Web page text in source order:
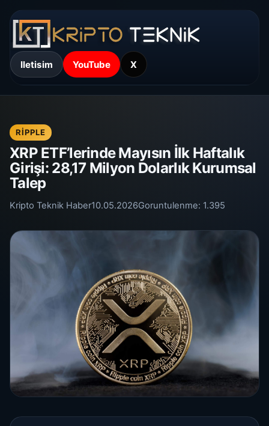
Iletisim YouTube X
RIPPLE
XRP ETF’lerinde Mayısın İlk Haftalık
Girişi: 28,17 Milyon Dolarlık Kurumsal
Talep
Kripto Teknik Haber10.05.2026Goruntulenme: 1.395